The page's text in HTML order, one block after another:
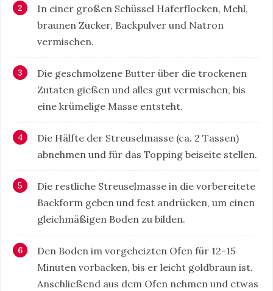
In einer großen Schüssel Haferflocken, Mehl,
braunen Zucker, Backpulver und Natron
vermischen.
Die geschmolzene Butter über die trockenen
Zutaten gießen und alles gut vermischen, bis
eine krümelige Masse entsteht.
Die Hälfte der Streuselmasse (ca. 2 Tassen)
abnehmen und für das Topping beiseite stellen.
Die restliche Streuselmasse in die vorbereitete
Backform geben und fest andrücken, um einen
gleichmäßigen Boden zu bilden.
Den Boden im vorgeheizten Ofen für 12-15
Minuten vorbacken, bis er leicht goldbraun ist.
Anschließend aus dem Ofen nehmen und etwas